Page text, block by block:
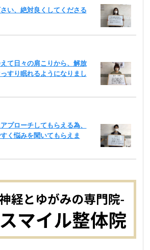
い、絶対良くしてくださる
て日々の肩こりから、解放
すり眠れるようになりまし
プローチしてもらえる為、
く悩みを聞いてもらえま